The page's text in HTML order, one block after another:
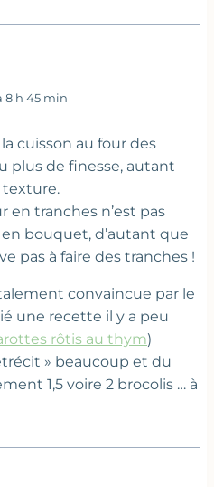
8 h 45 min
cuisson au four des
plus de finesse, autant
texture.
en tranches n’est pas
bouquet, d’autant que
pas à faire des tranches !
convaincue par le
une recette il y a peu
rôtis au thym)
» beaucoup et du
1,5 voire 2 brocolis … à